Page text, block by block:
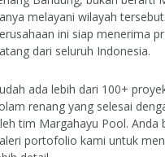
melayani wilayah
ini siap menerima
dari seluruh Indonesia.
ada lebih dari 100+
renang yang selesai
tim Margahayu Pool. Anda
portofolio kami untuk